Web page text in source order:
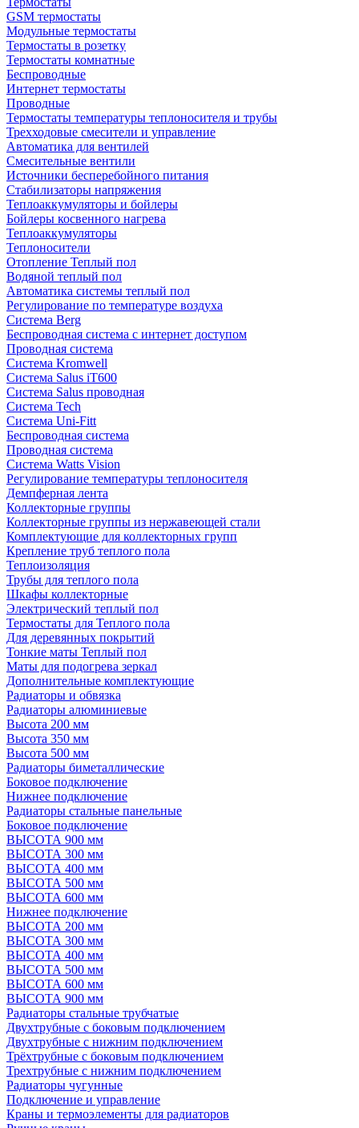
GSM термостаты
Модульные термостаты
Термостаты в розетку
Термостаты комнатные
Беспроводные
Интернет термостаты
Проводные
Термостаты температуры теплоносителя и трубы
Трехходовые смесители и управление
Автоматика для вентилей
Смесительные вентили
Источники бесперебойного питания
Стабилизаторы напряжения
Теплоаккумуляторы и бойлеры
Бойлеры косвенного нагрева
Теплоаккумуляторы
Теплоносители
Отопление Теплый пол
Водяной теплый пол
Автоматика системы теплый пол
Регулирование по температуре воздуха
Система Berg
Беспроводная система с интернет доступом
Проводная система
Система Kromwell
Система Salus iT600
Система Salus проводная
Система Tech
Система Uni-Fitt
Беспроводная система
Проводная система
Система Watts Vision
Регулирование температуры теплоносителя
Демпферная лента
Коллекторные группы
Коллекторные группы из нержавеющей стали
Комплектующие для коллекторных групп
Крепление труб теплого пола
Теплоизоляция
Трубы для теплого пола
Шкафы коллекторные
Электрический теплый пол
Термостаты для Теплого пола
Для деревянных покрытий
Тонкие маты Теплый пол
Маты для подогрева зеркал
Дополнительные комплектующие
Радиаторы и обвязка
Радиаторы алюминиевые
Высота 200 мм
Высота 350 мм
Высота 500 мм
Радиаторы биметаллические
Боковое подключение
Нижнее подключение
Радиаторы стальные панельные
Боковое подключение
ВЫСОТА 900 мм
ВЫСОТА 300 мм
ВЫСОТА 400 мм
ВЫСОТА 500 мм
ВЫСОТА 600 мм
Нижнее подключение
ВЫСОТА 200 мм
ВЫСОТА 300 мм
ВЫСОТА 400 мм
ВЫСОТА 500 мм
ВЫСОТА 600 мм
ВЫСОТА 900 мм
Радиаторы стальные трубчатые
Двухтрубные с боковым подключением
Двухтрубные с нижним подключением
Трёхтрубные с боковым подключением
Трехтрубные с нижним подключением
Радиаторы чугунные
Подключение и управление
Краны и термоэлементы для радиаторов